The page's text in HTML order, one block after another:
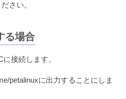
さい。
る場合
接続します。
petalinuxに出力することにしま